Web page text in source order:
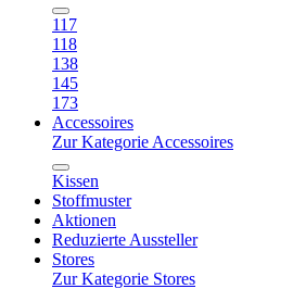
117
118
138
145
173
Accessoires
Zur Kategorie Accessoires
Kissen
Stoffmuster
Aktionen
Reduzierte Aussteller
Stores
Zur Kategorie Stores